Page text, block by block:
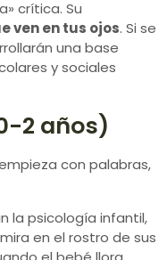
crítica. Su
ven en tus ojos. Si se
una base
y sociales
2 años)
con palabras,
la psicología infantil,
en el rostro de sus